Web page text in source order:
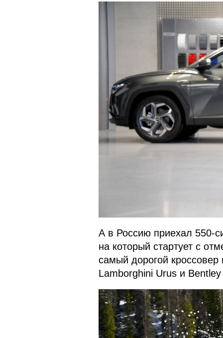
А в Россию приехал 550-
на который стартует с
самый дорогой
Lamborghini Urus и